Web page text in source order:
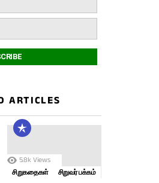
ARTICLES
5.8k Views
சிறுகதைகள் சிறுவர் பக்கம்